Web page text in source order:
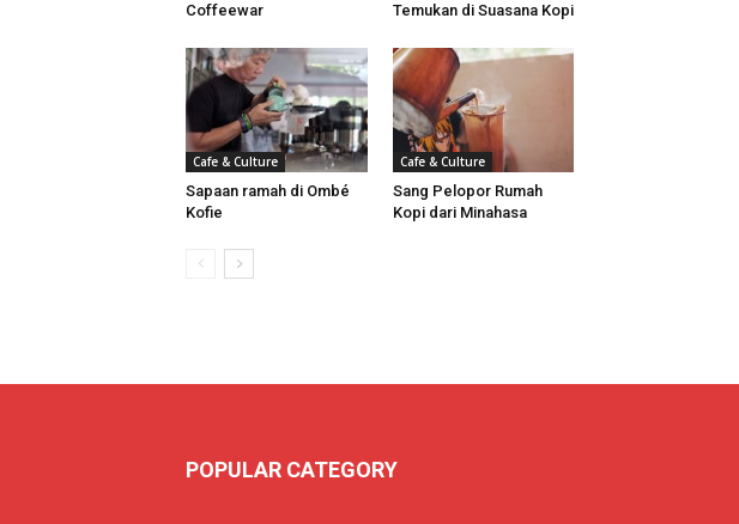
Coffeewar
Temukan di Suasana Kopi
Cafe & Culture
Sapaan ramah di Ombé
Kofie
Cafe & Culture
Sang Pelopor Rumah
Kopi dari Minahasa
POPULAR CATEGORY